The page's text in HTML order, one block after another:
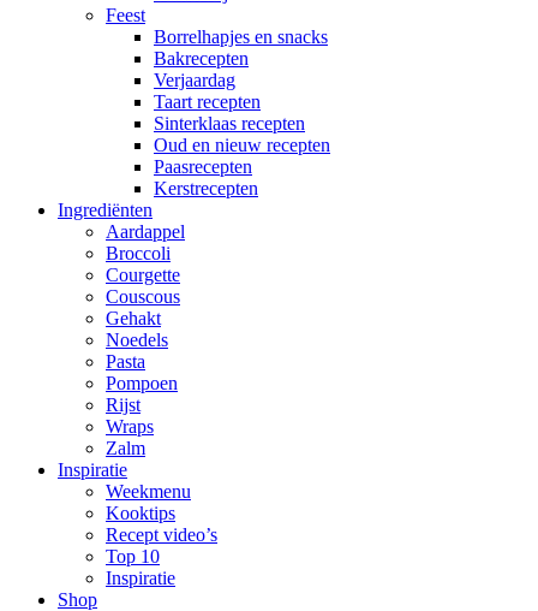
Feest
Borrelhapjes en snacks
Bakrecepten
Verjaardag
Taart recepten
Sinterklaas recepten
Oud en nieuw recepten
Paasrecepten
Kerstrecepten
Ingrediënten
Aardappel
Broccoli
Courgette
Couscous
Gehakt
Noedels
Pasta
Pompoen
Rijst
Wraps
Zalm
Inspiratie
Weekmenu
Kooktips
Recept video’s
Top 10
Inspiratie
Shop